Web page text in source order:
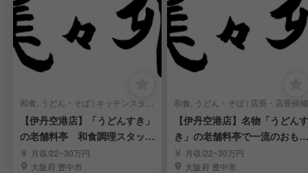
和食, うどん・そば | キッチンスタッフ
【伊丹空港店】「うどんすき」
の老舗料亭 和食調理スタッフ
募集！
月収/22~30万円
大阪府 豊中市
和食, うどん・そば | 店長・店長候補
【伊丹空港店】名物「うどんす
き」の老舗料亭で一流のおもて
なしを身につける！
月収/22~30万円
大阪府 豊中市